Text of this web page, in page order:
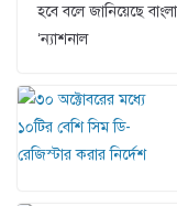
হবে বলে জানিয়েছে
‘ন্যাশনাল